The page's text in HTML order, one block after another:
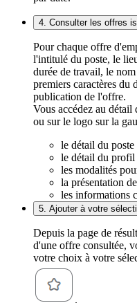
4. Consulter les offres
Pour chaque offre
l'intitulé du poste, le
durée de travail, le
premiers caractères du
publication de l'offre.
Vous accédez au
ou sur le logo sur la
le détail du poste
le détail du profil
les modalités
la présentation
les informations
5. Ajouter à votre
Depuis la page de
d'une offre consultée,
votre choix à votre
.